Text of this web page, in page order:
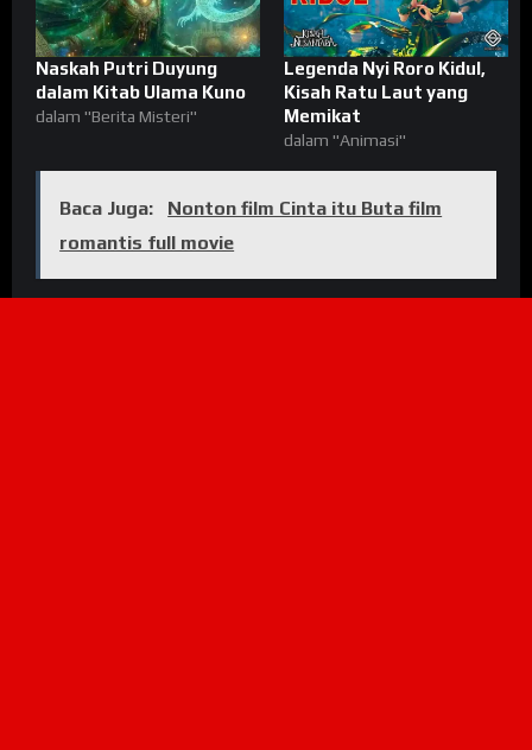
Naskah Putri Duyung
dalam Kitab Ulama Kuno
dalam "Berita Misteri"
Legenda Nyi Roro Kidul,
Kisah Ratu Laut yang
Memikat
dalam "Animasi"
Baca Juga:
Nonton film Cinta itu Buta film
romantis full movie